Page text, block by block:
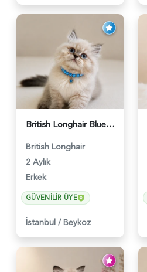
British Longhair Blue Point Erkek Pofuduk Yavrumuz - 6348
British Longhair
2 Aylık
Erkek
GÜVENILIR ÜYE
İstanbul / Beykoz